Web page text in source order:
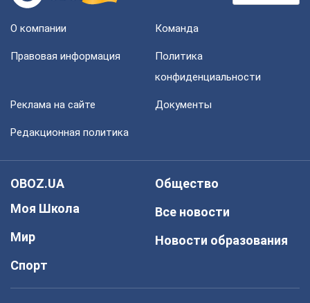
О компании Команда
Правовая информация
Политика
конфиденциальности
Реклама на сайте Документы
Редакционная политика
OBOZ.UA
Моя Школа
Мир
Спорт
Общество
Все новости
Новости образования